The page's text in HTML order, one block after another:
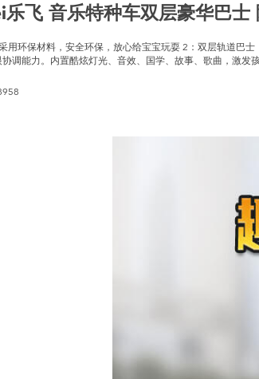
乐飞 音乐特种车双层豪华巴士
用环保材料，安全环保，放心给宝宝玩耍 2：双层轨道巴
调能力。内置酷炫灯光、音效、国学、故事、歌曲，激发